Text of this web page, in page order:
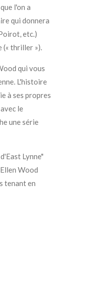
l'on a
qui donnera
etc.)
(« thriller »).
qui vous
L'histoire
à ses propres
le
une série
Lynne"
Wood
tenant en